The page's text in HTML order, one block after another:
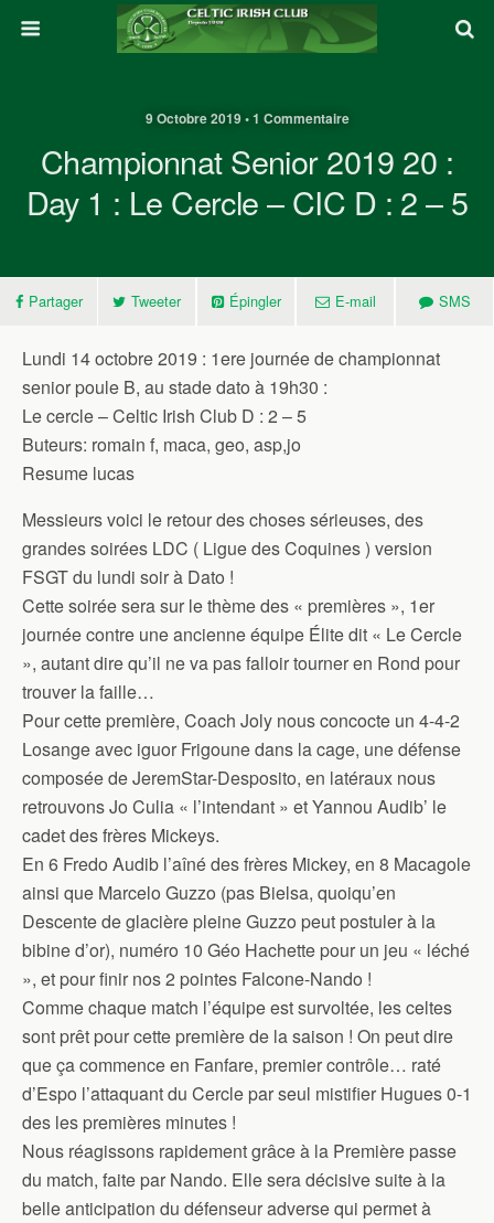
9 Octobre 2019 • 1 Commentaire
Championnat Senior 2019 20 :
Day 1 : Le Cercle – CIC D : 2 – 5
Partager Tweeter Épingler E-mail SMS
Lundi 14 octobre 2019 : 1ere journée de championnat
senior poule B, au stade dato à 19h30 :
Le cercle – Celtic Irish Club D : 2 – 5
Buteurs: romain f, maca, geo, asp,jo
Resume lucas
Messieurs voici le retour des choses sérieuses, des
grandes soirées LDC ( Ligue des Coquines ) version
FSGT du lundi soir à Dato !
Cette soirée sera sur le thème des « premières », 1er
journée contre une ancienne équipe Élite dit « Le Cercle
», autant dire qu’il ne va pas falloir tourner en Rond pour
trouver la faille…
Pour cette première, Coach Joly nous concocte un 4-4-2
Losange avec iguor Frigoune dans la cage, une défense
composée de JeremStar-Desposito, en latéraux nous
retrouvons Jo Culia « l’intendant » et Yannou Audib’ le
cadet des frères Mickeys.
En 6 Fredo Audib l’aîné des frères Mickey, en 8 Macagole
ainsi que Marcelo Guzzo (pas Bielsa, quoiqu’en
Descente de glacière pleine Guzzo peut postuler à la
bibine d’or), numéro 10 Géo Hachette pour un jeu « léché
», et pour finir nos 2 pointes Falcone-Nando !
Comme chaque match l’équipe est survoltée, les celtes
sont prêt pour cette première de la saison ! On peut dire
que ça commence en Fanfare, premier contrôle… raté
d’Espo l’attaquant du Cercle par seul mistifier Hugues 0-1
des les premières minutes !
Nous réagissons rapidement grâce à la Première passe
du match, faite par Nando. Elle sera décisive suite à la
belle anticipation du défenseur adverse qui permet à